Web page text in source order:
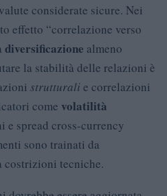
considerate sicure. Nei
effetto “correlazione verso
diversificazione almeno
la stabilità delle relazioni è
strutturalie correlazioni
come volatilità
e spread cross-currency
sono trainati da
costrizioni tecniche.